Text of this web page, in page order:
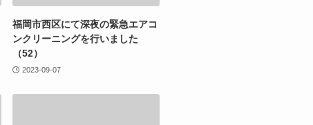
福岡市西区にて深夜の緊急エアコ
ンクリーニングを行いました
（52）
2023-09-07